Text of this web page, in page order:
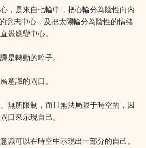
，是來自七輪中，把心輪分為陰性向內
意志中心，及把太陽輪分為陰性的情緒
覺應變中心。
是轉動的輪子。
意識的閘口。
無所限制，而且無法局限于時空的，因
口來示現自己。
識可以在時空中示現出一部分的自己。